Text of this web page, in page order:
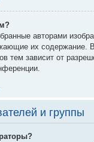
авторами
их содержание.
тем зависит от
и группы